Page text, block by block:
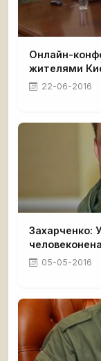
Онлайн-
жителями
22-06-2016
Захарченко:
05-05-2016